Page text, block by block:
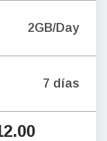
2GB/Day
7 días